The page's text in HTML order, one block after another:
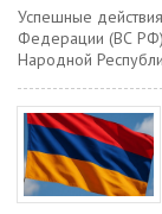
Успешные
Федерации (ВС
Народной